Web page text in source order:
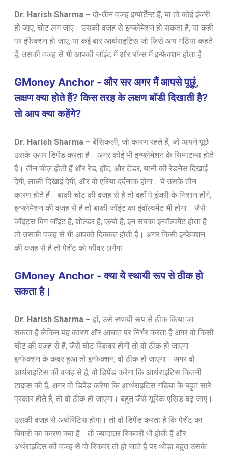
Dr. Harish Sharma – दो-तीन वजह इम्पोर्टेन्ट हैं, या तो कोई इंजरी
हो जाए, चोट लग जाए। उसकी वजह से इन्फ्लेमेशन हो सकता है, या कहीं
पर इंफेक्शन हो जाए, या कई बार आर्थराइटिस जो जिसे आप गठिया कहते
हैं, उसकी वजह से भी आपकी जॉइंट में और बॉन्स में इन्फेक्शन होता है।
GMoney Anchor - और सर अगर मैं आपसे पूछूं,
लक्षण क्या होते हैं? किस तरह के लक्षण बॉडी दिखाती है?
तो आप क्या कहेंगे?
Dr. Harish Sharma – बेसिकली, जो कारण रहते हैं, जो आपने पूछे
उसके ऊपर डिपेंड करता है। अगर कोई भी इन्फ्लेमेशन के सिम्पटम्स होते
हैं। तीन चीज़ होती हैं और रेड, हॉट, और टेंडर, यानी की रेडनेस दिखाई
देगी, लाली दिखाई देगी, और वो एरिया दर्दनाक होगा। ये उसके तीन
कारण होते हैं। बाकी चोट की वजह से है तो वहाँ पे इंजरी के निशान होंगे,
इन्फ्लेमेशन की वजह से है तो बाकी जॉइंट का इंवॉल्वमेंट भी होगा। जैसे
जॉइंट्स बिग जॉइंट है, शोल्डर है, एल्बो है, इन सबका इन्वॉल्वमेंट होता है
तो उसकी वजह से भी आपको दिक्कत होती है। अगर किसी इन्फेक्शन
की वजह से है तो पेशेंट को फीवर लगेगा
GMoney Anchor - क्या ये स्थायी रूप से ठीक हो
सकता है।
Dr. Harish Sharma – हाँ, उसे स्थायी रूप से ठीक किया जा
सकता है लेकिन यह कारण और आघात पर निर्भर करता है अगर वो किसी
चोट की वजह से है, जैसे चोट रिकवर होगी तो वो ठीक हो जाएगा।
इन्फेक्शन के कवर हुआ तो इन्फेक्शन, वो ठीक हो जाएगा। अगर वो
आर्थराइटिस की वजह से है, वो डिपेंड करेगा कि आर्थराइटिस कितनी
टाइप्स की है, अगर वो डिपेंड करेगा कि आर्थराइटिस गठिया के बहुत सारे
प्रकार होते हैं, तो वो ठीक हो जाएगा। बहुत जैसे यूरिक एसिड बढ़ जाए।
उसकी वजह से अर्थरिटिस होगा । तो वो डिपेंड करता है कि पेशेंट का
बिमारी का कारण क्या है। तो ज्यादातर रिकवरी भी होती है और
अर्थराइटिस की वजह से वो रिकवर तो हो जाते हैं पर थोड़ा बहुत उसके